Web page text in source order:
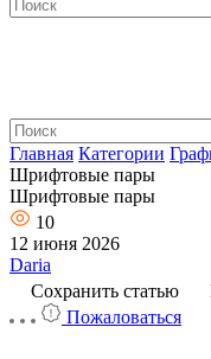
Главная Категории
Шрифтовые пары
Шрифтовые пары
10
12 июня 2026
Daria
Сохранить статью
Пожаловаться